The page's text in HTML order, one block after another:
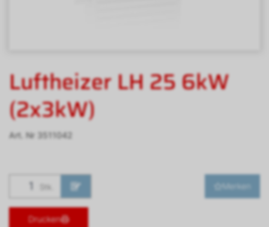
Luftheizer LH 25 6kW
(2x3kW)
Art. Nr 3511042
Stk. Merken
Drucken